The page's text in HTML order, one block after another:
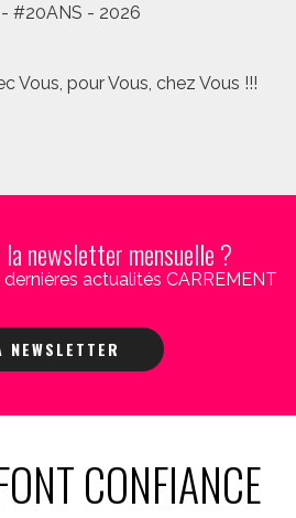
#20ANS - 2026
Vous, pour Vous, chez Vous !!!
newsletter mensuelle ?
actualités CARREMENT
CONFIANCE